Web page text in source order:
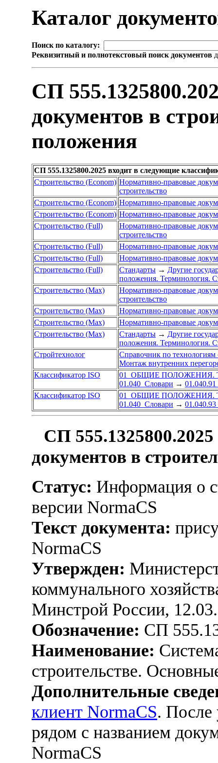
Каталог
Поиск по каталогу:
Реквизитный и полнотекстовый поиск документов
СП
документов в
положения
СП 555.1325800.2025 входит в следующие
Строительство (Econom) Нормативно-правовые
строительство
Строительство (Econom) Нормативно-правовые
Строительство (Econom) Нормативно-правовые
Строительство (Full)
Нормативно-правовые
строительство
Строительство (Full)
Нормативно-правовые
Строительство (Full)
Нормативно-правовые
Строительство (Full)
Стандарты → Другие
положения. Терминология.
Строительство (Max)
Нормативно-правовые
строительство
Строительство (Max)
Нормативно-правовые
Строительство (Max)
Нормативно-правовые
Строительство (Max)
Стандарты → Другие
положения. Терминология.
Стройтехнолог
Справочник по технологиям
Монтаж внутренних
Классификатор ISO
01 ОБЩИЕ ПОЛОЖЕНИЯ.
01.040 Словари →
Классификатор ISO
01 ОБЩИЕ ПОЛОЖЕНИЯ.
01.040 Словари → 01.040.93
СП
документов в
Статус: Информация о
версии NormaCS
Текст документа:
NormaCS
Утвержден:
коммунального
Минстрой России,
Обозначение: СП
Наименование:
строительстве.
Дополнительные
клиент NormaCS. После
рядом с названием
NormaCS